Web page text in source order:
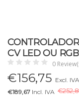
CV LED OU RGB
0
€156,75 Excl. IVA
€189,67 Incl. IVA €